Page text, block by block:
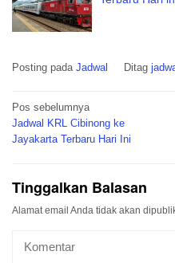
Posting pada Jadwal Ditag
Navigasi
pos
Pos sebelumnya
Jadwal KRL Cibinong ke
Jayakarta Terbaru Hari Ini
Tinggalkan Balasan
Alamat email Anda tidak akan